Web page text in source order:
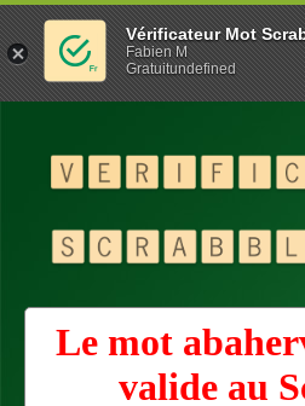
Le mot
valide au
Vérificateur Mot
Fabien M
Gratuitundefined